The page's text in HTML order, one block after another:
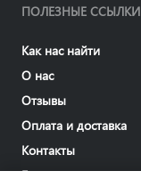
ПОЛЕЗНЫЕ ССЫЛКИ
Как нас найти
О нас
Отзывы
Оплата и доставка
Контакты
Блог